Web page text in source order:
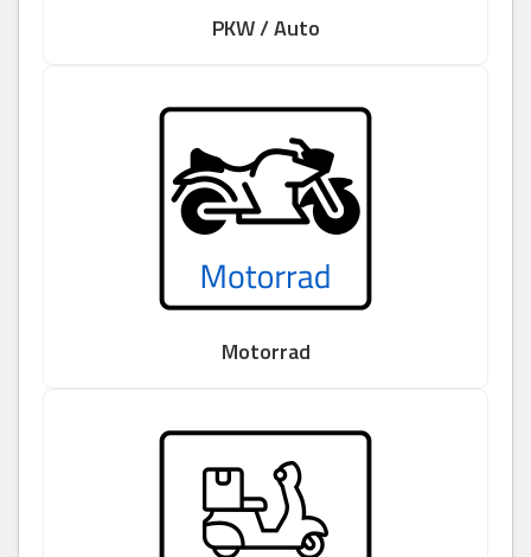
PKW / Auto
Motorrad